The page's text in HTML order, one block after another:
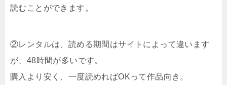
読むことができます。
②レンタルは、読める期間はサイトによって違います
が、48時間が多いです。
購入より安く、一度読めればOKって作品向き。